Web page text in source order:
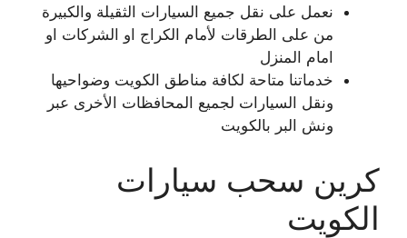
نعمل على نقل جميع السيارات الثقيلة والكبيرة
من على الطرقات لأمام الكراج او الشركات او
امام المنزل
خدماتنا متاحة لكافة مناطق الكويت وضواحيها
ونقل السيارات لجميع المحافظات الأخرى عبر
ونش البر بالكويت
كرين سحب سيارات
الكويت